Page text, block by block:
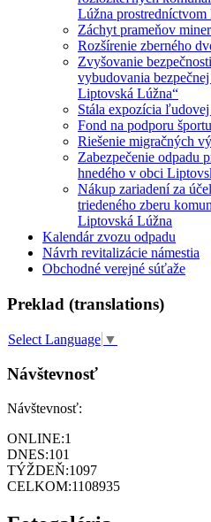
Lúžna prostredníctvom
Záchyt prameňov
Rozšírenie zberného
Zvyšovanie
vybudovania
Liptovská Lúžna“
Stála expozícia
Fond na podporu
Riešenie migračných
Zabezpečenie odpadu
hnedého v obci
Nákup zariadení za
triedeného zberu
Liptovská Lúžna
Kalendár zvozu odpadu
Návrh revitalizácie námestia
Obchodné verejné súťaže
Preklad (translations)
Select Language ▼
Návštevnosť
Návštevnosť:
ONLINE:1
DNES:101
TÝŽDEŇ:1097
CELKOM:1108935